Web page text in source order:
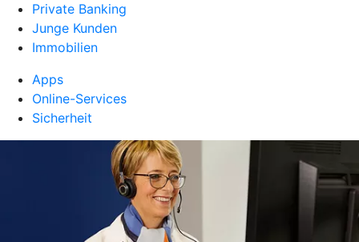
Private Banking
Junge Kunden
Immobilien
Apps
Online-Services
Sicherheit